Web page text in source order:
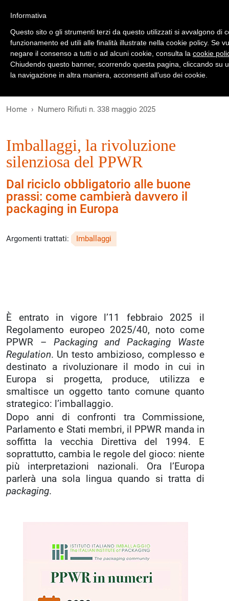
Home Numero Rifiuti n. 338 maggio 2025
Imballaggi, la rivoluzione
silenziosa del PPWR
Dal riciclo obbligatorio alle buone
prassi: come cambierà davvero il
packaging in Europa
Argomenti trattati: Imballaggi
È entrato in vigore l’11 febbraio 2025 il
Regolamento europeo 2025/40, noto come
PPWR – Packaging and Packaging Waste
Regulation. Un testo ambizioso, complesso e
destinato a rivoluzionare il modo in cui in
Europa si progetta, produce, utilizza e
smaltisce un oggetto tanto comune quanto
strategico: l’imballaggio.
Dopo anni di confronti tra Commissione,
Parlamento e Stati membri, il PPWR manda in
soffitta la vecchia Direttiva del 1994. E
soprattutto, cambia le regole del gioco: niente
più interpretazioni nazionali. Ora l’Europa
parlerà una sola lingua quando si tratta di
packaging.
Informativa
Questo sito o gli strumenti terzi da questo utilizzati si avvalgono di
funzionamento ed utili alle finalità illustrate nella cookie policy. Se
negare il consenso a tutti o ad alcuni cookie, consulta la cookie
Chiudendo questo banner, scorrendo questa pagina, cliccando su
la navigazione in altra maniera, acconsenti all’uso dei cookie.